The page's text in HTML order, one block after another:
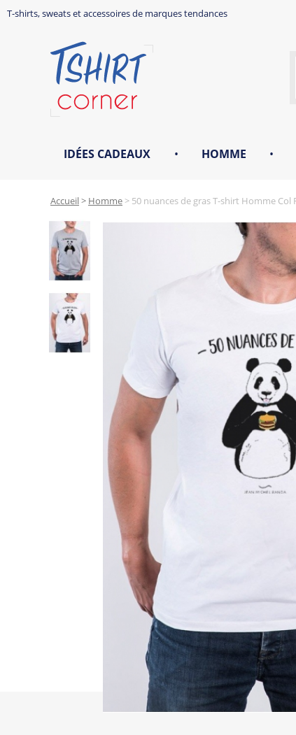
T-shirts, sweats et accessoires de marques tendances
IDÉES CADEAUX • HOMME •
Accueil> Homme > 50 nuances de gras T-shirt Homme Col